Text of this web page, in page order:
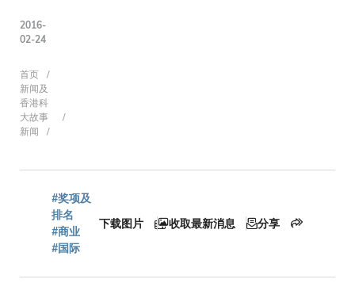
2016-
02-24
面
包
屑
首页
新闻及
香港科
大故事
新闻
#奖项及
排名
#商业
#国际
下载图片 收取最新消息 分享